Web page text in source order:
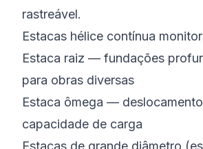
rastreável.
Estacas hélice contínua
Estaca raiz — fundações
para obras diversas
Estaca ômega —
capacidade de carga
Estacas de grande diâmetro